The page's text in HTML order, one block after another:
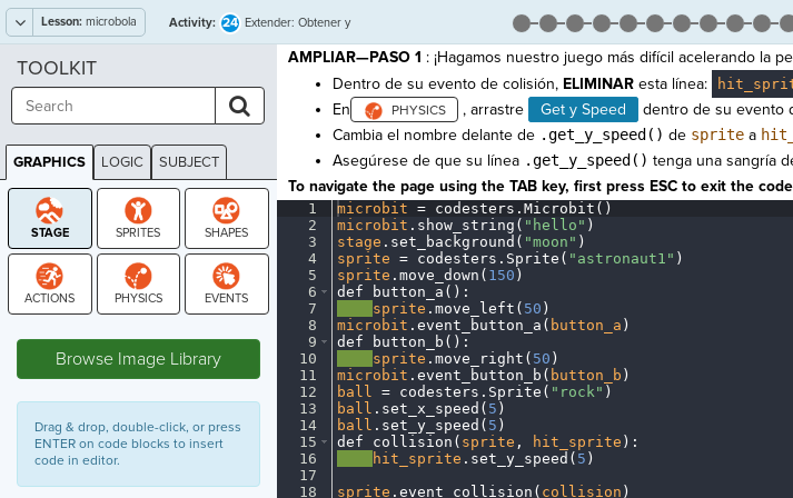
Lesson: microbola Activity: 24 Extender: Obtener y
AMPLIAR—PASO 1 : ¡Hagamos nuestro juego más difícil acelerando la
Dentro de su evento de colisión, ELIMINAResta línea:
En , arrastre Get y Speed
dentro de su evento
Cambia el nombre delante de .get_y_speed() de spritea
Asegúrese de que su línea .get_y_speed() tenga una sangría
To navigate the page using the TAB key, first press ESC to exit the
1
2
3
4
5
6
7
8
9
10
11
12
13
14
15
16
17
18
microbit =· codesters . Microbit()
microbit . show_string( "hello" )
stage . set_background( "moon" )
sprite =· codesters . Sprite( "astronaut1" )
sprite . move_down( 150 )
def
button_a() :
sprite . move_left( 50 )
microbit . event_button_a( button_a )
def
button_b() :
sprite . move_right( 50 )
microbit . event_button_b( button_b )
ball =· codesters . Sprite( "rock" )
ball . set_x_speed( 5 )
ball . set_y_speed( 5 )
def
collision( sprite , hit_sprite ) :
hit_sprite . set_y_speed( 5 )
sprite . event_collision( collision )
TOOLKIT
GRAPHICS LOGIC SUBJECT
GRAPHICS
Browse Image Library
Drag & drop, double-click, or press
ENTER on code blocks to insert
code in editor.